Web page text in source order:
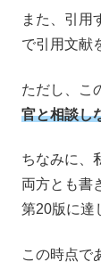
また、引用
で引用文献
ただし、こ
官と相談し
ちなみに、
両方とも書
第20版に達
この時点で